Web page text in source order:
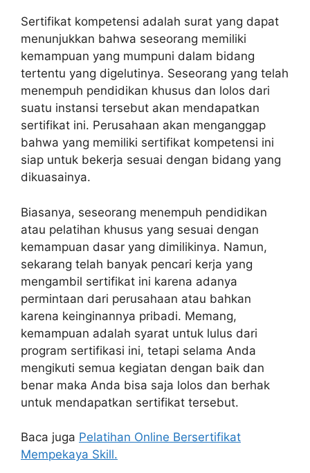
Sertifikat kompetensi adalah surat yang dapat
menunjukkan bahwa seseorang memiliki
kemampuan yang mumpuni dalam bidang
tertentu yang digelutinya. Seseorang yang telah
menempuh pendidikan khusus dan lolos dari
suatu instansi tersebut akan mendapatkan
sertifikat ini. Perusahaan akan menganggap
bahwa yang memiliki sertifikat kompetensi ini
siap untuk bekerja sesuai dengan bidang yang
dikuasainya.
Biasanya, seseorang menempuh pendidikan
atau pelatihan khusus yang sesuai dengan
kemampuan dasar yang dimilikinya. Namun,
sekarang telah banyak pencari kerja yang
mengambil sertifikat ini karena adanya
permintaan dari perusahaan atau bahkan
karena keinginannya pribadi. Memang,
kemampuan adalah syarat untuk lulus dari
program sertifikasi ini, tetapi selama Anda
mengikuti semua kegiatan dengan baik dan
benar maka Anda bisa saja lolos dan berhak
untuk mendapatkan sertifikat tersebut.
Baca juga Pelatihan Online Bersertifikat
Mempekaya Skill.